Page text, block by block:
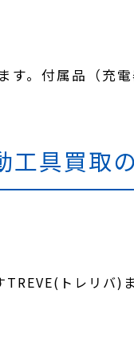
。付属品（充
工具買取
トレリバ)